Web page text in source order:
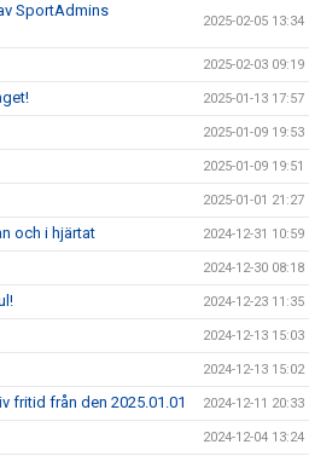
SportAdmins
2025-02-05 13:34
2025-02-03 09:19
2025-01-13 17:57
2025-01-09 19:53
2025-01-09 19:51
2025-01-01 21:27
och i hjärtat 2024-12-31 10:59
2024-12-30 08:18
2024-12-23 11:35
2024-12-13 15:03
2024-12-13 15:02
fritid från den 2025.01.01 2024-12-11 20:33
2024-12-04 13:24